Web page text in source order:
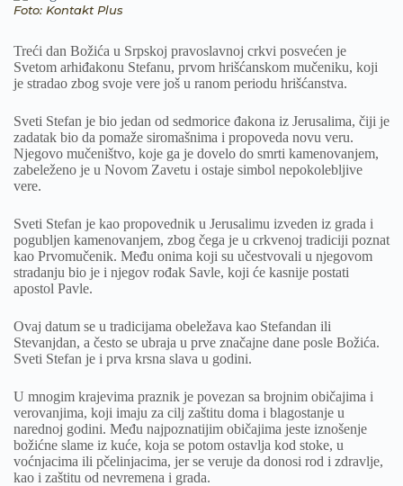
Foto: Kontakt Plus
Treći dan Božića u Srpskoj pravoslavnoj crkvi posvećen je
Svetom arhiđakonu Stefanu, prvom hrišćanskom mučeniku, koji
je stradao zbog svoje vere još u ranom periodu hrišćanstva.
Sveti Stefan je bio jedan od sedmorice đakona iz Jerusalima, čiji je
zadatak bio da pomaže siromašnima i propoveda novu veru.
Njegovo mučeništvo, koje ga je dovelo do smrti kamenovanjem,
zabeleženo je u Novom Zavetu i ostaje simbol nepokolebljive
vere.
Sveti Stefan je kao propovednik u Jerusalimu izveden iz grada i
pogubljen kamenovanjem, zbog čega je u crkvenoj tradiciji poznat
kao Prvomučenik. Među onima koji su učestvovali u njegovom
stradanju bio je i njegov rođak Savle, koji će kasnije postati
apostol Pavle.
Ovaj datum se u tradicijama obeležava kao Stefandan ili
Stevanjdan, a često se ubraja u prve značajne dane posle Božića.
Sveti Stefan je i prva krsna slava u godini.
U mnogim krajevima praznik je povezan sa brojnim običajima i
verovanjima, koji imaju za cilj zaštitu doma i blagostanje u
narednoj godini. Među najpoznatijim običajima jeste iznošenje
božićne slame iz kuće, koja se potom ostavlja kod stoke, u
voćnjacima ili pčelinjacima, jer se veruje da donosi rod i zdravlje,
kao i zaštitu od nevremena i grada.